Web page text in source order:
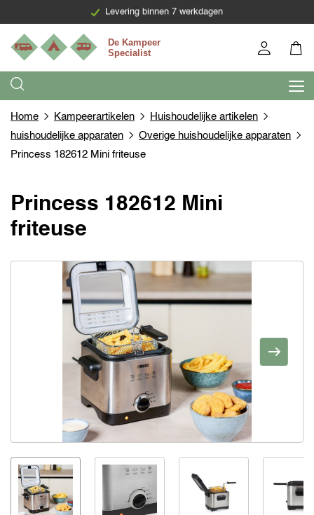
Levering binnen 7 werkdagen
Home Kampeerartikelen
Huishoudelijke artikelen
huishoudelijke apparaten
Overige huishoudelijke apparaten
Princess 182612 Mini friteuse
Princess 182612 Mini
friteuse